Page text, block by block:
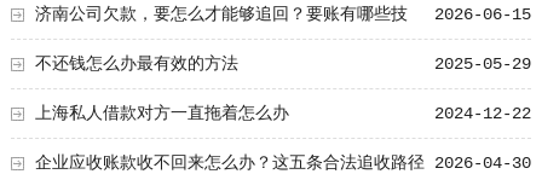
2026-06-15
济南公司欠款，要怎么才能够追回？要账有哪些技
巧！ 2025-05-29
不还钱怎么办最有效的方法
2024-12-22
上海私人借款对方一直拖着怎么办
2026-04-30
企业应收账款收不回来怎么办？这五条合法追收路径